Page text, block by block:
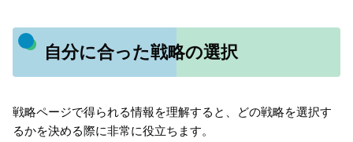
自分に合った戦略の選択
戦略ページで得られる情報を理解すると、どの戦略を選択す
るかを決める際に非常に役立ちます。